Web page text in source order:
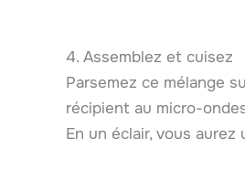
4. Assemblez et cuisez
Parsemez ce mélange
récipient au micro-
En un éclair, vous